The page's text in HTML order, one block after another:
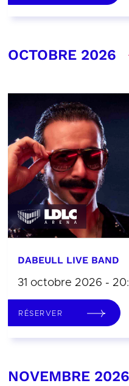
OCTOBRE 2026
DABEULL LIVE BAND
31 octobre 2026 -
RÉSERVER
NOVEMBRE 2026